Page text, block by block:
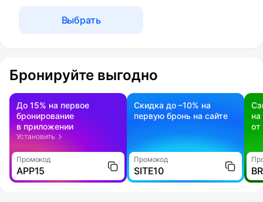
Выбрать
Бронируйте выгодно
До 15% на первое
бронирование
в приложении
Установить
Промокод
APP15
Скидка до –10% на
первую бронь на сайте
Промокод
SITE10
на